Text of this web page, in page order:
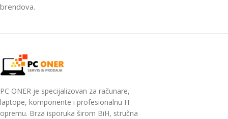
brendova.
PC ONER je specijalizovan za računare,
laptope, komponente i profesionalnu IT
opremu. Brza isporuka širom BiH, stručna